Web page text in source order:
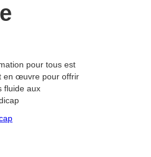
pour tous est
en œuvre pour offrir
fluide aux